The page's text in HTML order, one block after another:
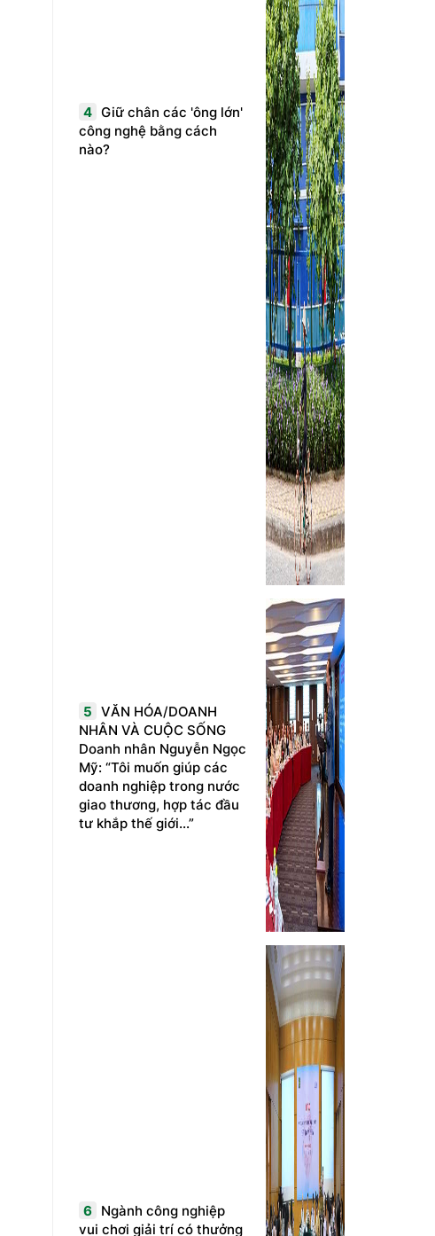
4 Giữ chân các 'ông lớn'
công nghệ bằng cách
nào?
5 VĂN HÓA/DOANH
NHÂN VÀ CUỘC SỐNG
Doanh nhân Nguyễn Ngọc
Mỹ: “Tôi muốn giúp các
doanh nghiệp trong nước
giao thương, hợp tác đầu
tư khắp thế giới...”
6 Ngành công nghiệp
vui chơi giải trí có thưởng